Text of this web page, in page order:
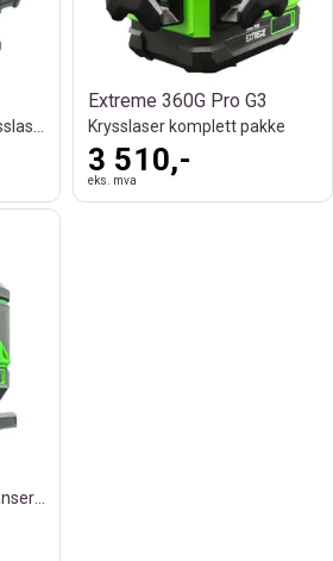
Extreme 360G Pro G3
Krysslaser komplett pakke
3 510,-
eks. mva